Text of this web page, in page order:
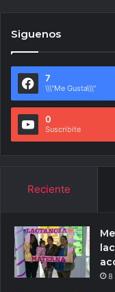
Siguenos
7
\\\"Me Gusta\\\"
0
Suscribite
Reciente
8